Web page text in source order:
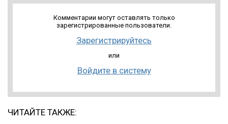
Комментарии могут оставлять только
зарегистрированные пользователи.
Зарегистрируйтесь
или
Войдите в систему
ЧИТАЙТЕ ТАКЖЕ: